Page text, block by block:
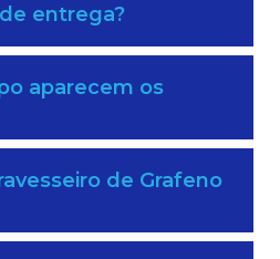
entrega?
aparecem os
de Grafeno